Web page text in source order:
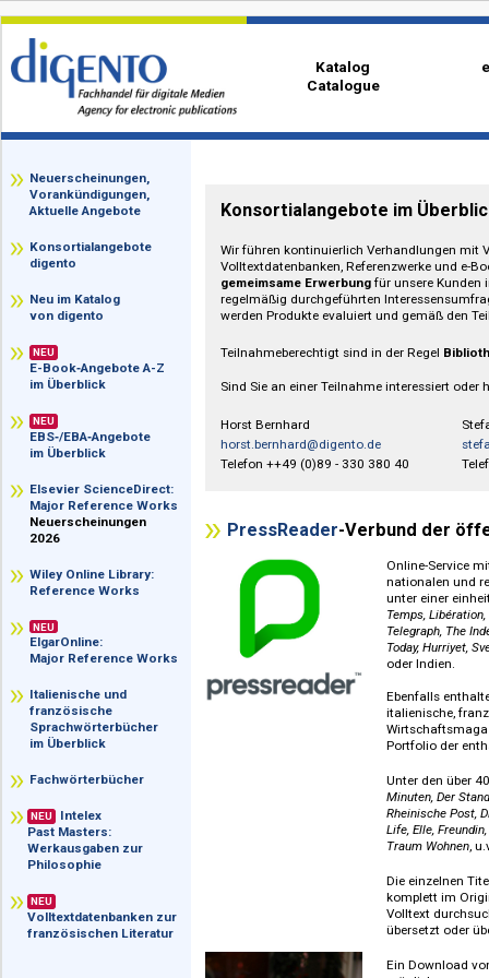
Katalog
Catalogue
Neuerscheinungen,
Vorankündigungen,
Konsortialangebote
digento
von digento
NEU
im Überblick
EBS‑/EBA‑Angebote
im Überblick
Elsevier ScienceDirect:
Neuerscheinungen
2026
Wiley Online Library:
Reference Works
NEU
ElgarOnline:
Major Reference Works
Italienische und
Sprachwörterbücher
im Überblick
Fachwörterbücher
NEU
Past Masters:
Werkausgaben zur
Wir führen kontinuierlich
Volltextdatenbanken,
gemeimsame Erwerbungfür unsere
werden Produkte evaluiert und
Teilnahmeberechtigt sind in der
Sind Sie an einer Teilnahme
Horst Bernhard
PressReader -Verbund
Online-
unter
Today,
oder
Portfolio
Minuten,
Life, Elle,
Traum